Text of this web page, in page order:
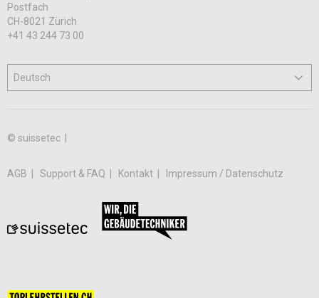
Postfach
CH-8021 Zürich
+41 43 244 73 00
© suissetec |
AGB Support & FAQ Kontakt Impressum / Datenschutz